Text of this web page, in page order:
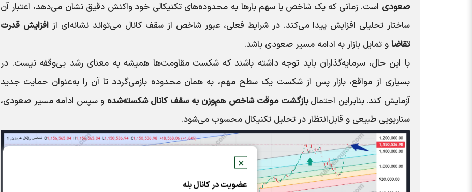
✕
عضویت در کانال بله
صعودی است. زمانی که یک شاخص یا سهم بارها به محدوده‌های تکنیکالی خود واکنش دقیق نشان می‌دهد، اعتبار آن
ساختار تحلیلی افزایش پیدا می‌کند. در شرایط فعلی، عبور شاخص از سقف کانال می‌تواند نشانه‌ای از افزایش قدرت
تقاضاو تمایل بازار به ادامه مسیر صعودی باشد.
با این حال، سرمایه‌گذاران باید توجه داشته باشند که شکست مقاومت‌ها همیشه به معنای رشد بی‌وقفه نیست. در
بسیاری از مواقع، بازار پس از شکست یک سطح مهم، به همان محدوده بازمی‌گردد تا آن را به‌عنوان حمایت جدید
آزمایش کند. بنابراین احتمالبازگشت موقت شاخص هم‌وزن به سقف کانال شکسته‌شده و سپس ادامه مسیر صعودی،
سناریویی طبیعی و قابل‌انتظار در تحلیل تکنیکال محسوب می‌شود.